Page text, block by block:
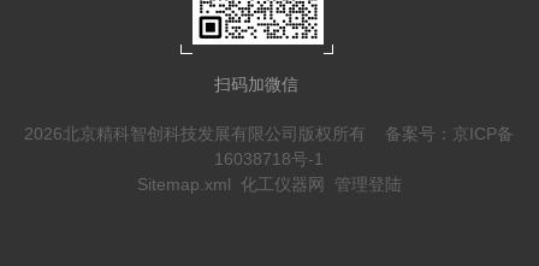
扫码加微信
2026北京精科智创科技发展有限公司版权所有 备案号：京ICP备
16038718号-1
Sitemap.xml 化工仪器网 管理登陆